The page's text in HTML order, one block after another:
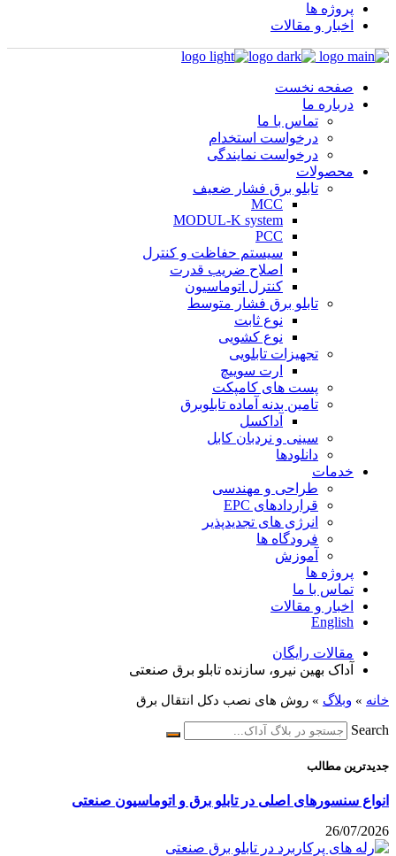
پروژه ها
اخبار و مقالات
صفحه نخست
درباره ما
تماس با ما
درخواست استخدام
درخواست نمایندگی
محصولات
تابلو برق فشار ضعیف
MCC
MODUL-K system
PCC
سیستم حفاظت و کنترل
اصلاح ضریب قدرت
کنترل اتوماسیون
تابلو برق فشار متوسط
نوع ثابت
نوع کشویی
تجهیزات تابلویی
ارت سوییچ
پست های کامپکت
تامین بدنه آماده تابلوبرق
آداکسل
سینی و نردبان کابل
دانلودها
خدمات
طراحی و مهندسی
قراردادهای EPC
انرژی های تجدیدپذیر
فرودگاه ها
آموزش
پروژه ها
تماس با ما
اخبار و مقالات
English
مقالات رایگان
آداک بهین نیرو، سازنده تابلو برق صنعتی
خانه » وبلاگ » روش های نصب دکل انتقال برق
Search
جدیدترین مطالب
انواع سنسورهای اصلی در تابلو برق و اتوماسیون صنعتی
26/07/2026